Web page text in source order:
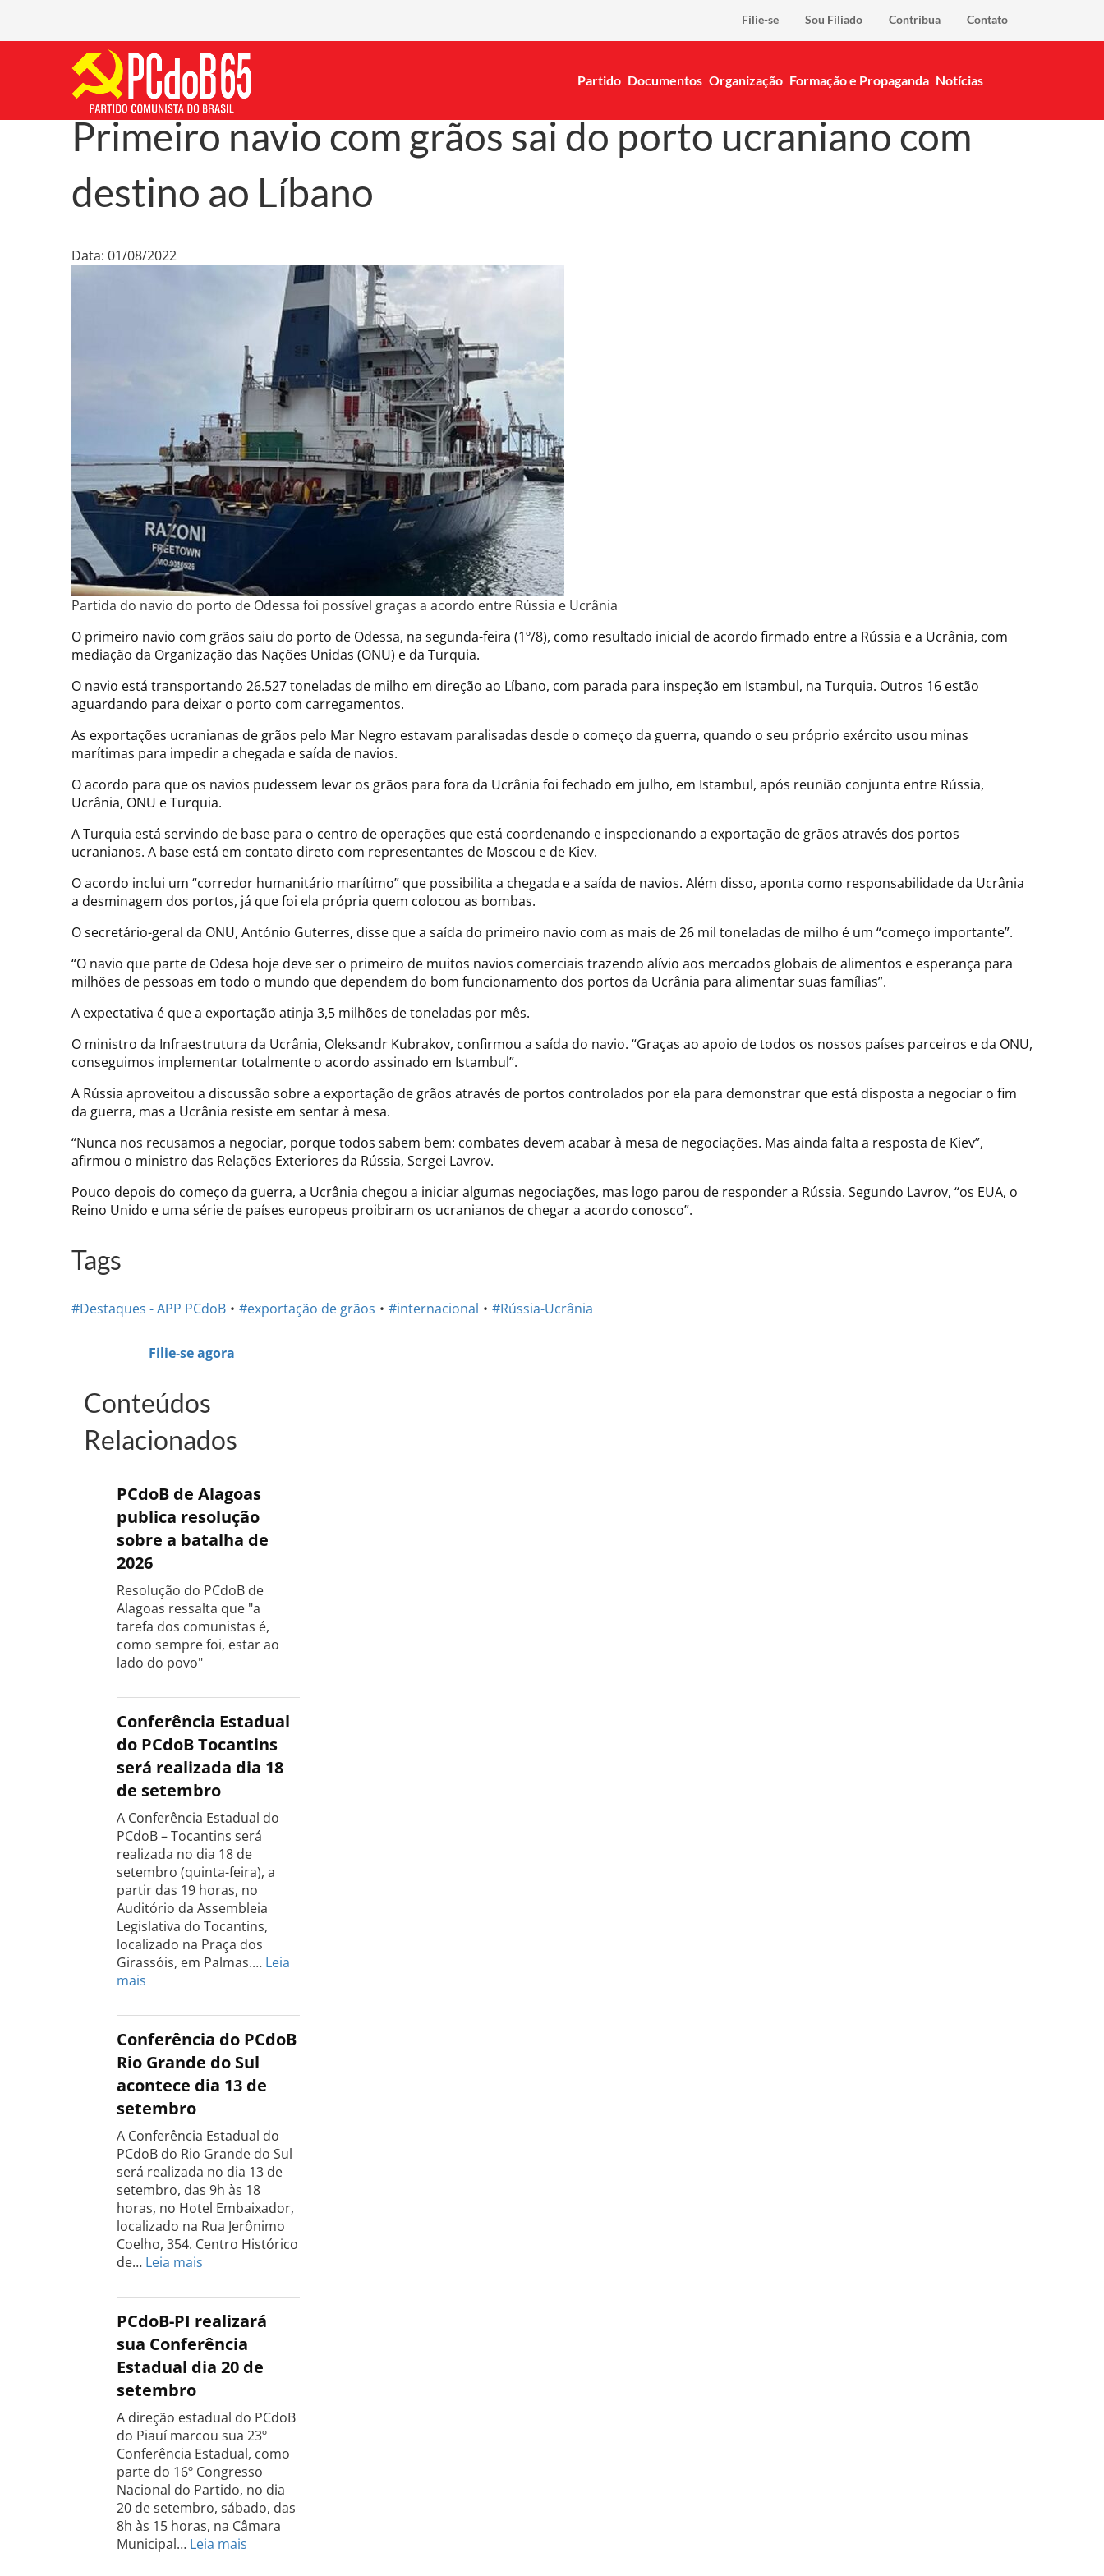
Filie-se Sou Filiado Contribua Contato
Partido Documentos Organização Formação e Propaganda Notícias
Primeiro navio com grãos sai do porto ucraniano com
destino ao Líbano
Data: 01/08/2022
Partida do navio do porto de Odessa foi possível graças a acordo entre Rússia e Ucrânia
O primeiro navio com grãos saiu do porto de Odessa, na segunda-feira (1º/8), como resultado inicial de acordo firmado entre a Rússia e a Ucrânia, com
mediação da Organização das Nações Unidas (ONU) e da Turquia.
O navio está transportando 26.527 toneladas de milho em direção ao Líbano, com parada para inspeção em Istambul, na Turquia. Outros 16 estão
aguardando para deixar o porto com carregamentos.
As exportações ucranianas de grãos pelo Mar Negro estavam paralisadas desde o começo da guerra, quando o seu próprio exército usou minas
marítimas para impedir a chegada e saída de navios.
O acordo para que os navios pudessem levar os grãos para fora da Ucrânia foi fechado em julho, em Istambul, após reunião conjunta entre Rússia,
Ucrânia, ONU e Turquia.
A Turquia está servindo de base para o centro de operações que está coordenando e inspecionando a exportação de grãos através dos portos
ucranianos. A base está em contato direto com representantes de Moscou e de Kiev.
O acordo inclui um “corredor humanitário marítimo” que possibilita a chegada e a saída de navios. Além disso, aponta como responsabilidade da Ucrânia
a desminagem dos portos, já que foi ela própria quem colocou as bombas.
O secretário-geral da ONU, António Guterres, disse que a saída do primeiro navio com as mais de 26 mil toneladas de milho é um “começo importante”.
“O navio que parte de Odesa hoje deve ser o primeiro de muitos navios comerciais trazendo alívio aos mercados globais de alimentos e esperança para
milhões de pessoas em todo o mundo que dependem do bom funcionamento dos portos da Ucrânia para alimentar suas famílias”.
A expectativa é que a exportação atinja 3,5 milhões de toneladas por mês.
O ministro da Infraestrutura da Ucrânia, Oleksandr Kubrakov, confirmou a saída do navio. “Graças ao apoio de todos os nossos países parceiros e da ONU,
conseguimos implementar totalmente o acordo assinado em Istambul”.
A Rússia aproveitou a discussão sobre a exportação de grãos através de portos controlados por ela para demonstrar que está disposta a negociar o fim
da guerra, mas a Ucrânia resiste em sentar à mesa.
“Nunca nos recusamos a negociar, porque todos sabem bem: combates devem acabar à mesa de negociações. Mas ainda falta a resposta de Kiev”,
afirmou o ministro das Relações Exteriores da Rússia, Sergei Lavrov.
Pouco depois do começo da guerra, a Ucrânia chegou a iniciar algumas negociações, mas logo parou de responder a Rússia. Segundo Lavrov, “os EUA, o
Reino Unido e uma série de países europeus proibiram os ucranianos de chegar a acordo conosco”.
Tags
#Destaques - APP PCdoB #exportação de grãos #internacional #Rússia-Ucrânia
Filie-se agora
Conteúdos
Relacionados
PCdoB de Alagoas
publica resolução
sobre a batalha de
2026
Resolução do PCdoB de
Alagoas ressalta que "a
tarefa dos comunistas é,
como sempre foi, estar ao
lado do povo"
Conferência Estadual
do PCdoB Tocantins
será realizada dia 18
de setembro
A Conferência Estadual do
PCdoB – Tocantins será
realizada no dia 18 de
setembro (quinta-feira), a
partir das 19 horas, no
Auditório da Assembleia
Legislativa do Tocantins,
localizado na Praça dos
Girassóis, em Palmas.… Leia
mais
Estadual
do
Tocantins
será
realizada
18
de
setembro
Conferência do PCdoB
Rio Grande do Sul
acontece dia 13 de
setembro
A Conferência Estadual do
PCdoB do Rio Grande do Sul
será realizada no dia 13 de
setembro, das 9h às 18
horas, no Hotel Embaixador,
localizado na Rua Jerônimo
Coelho, 354. Centro Histórico
de… Leia mais
do
PCdoB
Rio
Grande
do
dia
13
de
setembro
PCdoB-PI realizará
sua Conferência
Estadual dia 20 de
setembro
A direção estadual do PCdoB
do Piauí marcou sua 23º
Conferência Estadual, como
parte do 16º Congresso
Nacional do Partido, no dia
20 de setembro, sábado, das
8h às 15 horas, na Câmara
Municipal… Leia mais